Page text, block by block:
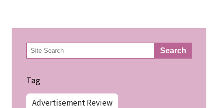
検
索 Search
Tag
Advertisement Review